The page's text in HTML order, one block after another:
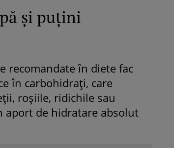
şi puţini
recomandate în diete fac
în carbohidraţi, care
roşiile, ridichile sau
aport de hidratare absolut